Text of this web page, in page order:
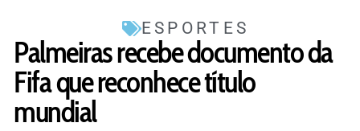
ESPORTES
Palmeiras recebe documento da
Fifa que reconhece título
mundial